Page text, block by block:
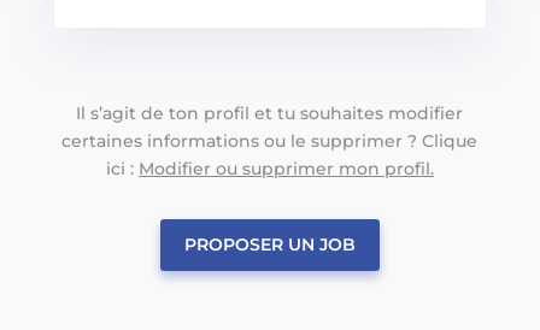
Il s’agit de ton profil et tu souhaites modifier
certaines informations ou le supprimer ? Clique
ici : Modifier ou supprimer mon profil.
PROPOSER UN JOB